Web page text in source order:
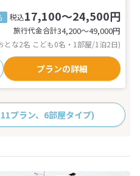
税込17,100～24,500円
旅行代金合計34,200〜49,000円
とな2名 こども0名・1部屋/1泊2日)
プランの詳細
プラン、6部屋タイプ)